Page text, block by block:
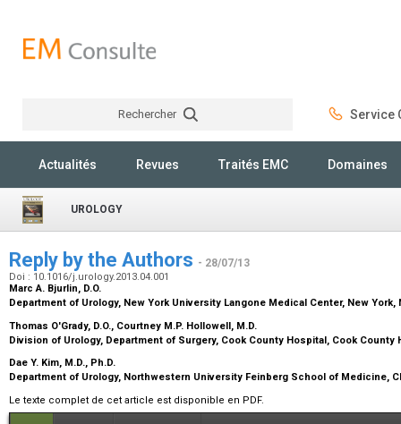
Rechercher Service
Actualités Revues Traités EMC Domaines
UROLOGY
Reply by the Authors - 28/07/13
Doi : 10.1016/j.urology.2013.04.001
Marc A. Bjurlin, D.O.
Department of Urology, New York University Langone Medical Center, New York,
Thomas O'Grady, D.O., Courtney M.P. Hollowell, M.D.
Division of Urology, Department of Surgery, Cook County Hospital, Cook
Dae Y. Kim, M.D., Ph.D.
Department of Urology, Northwestern University Feinberg School of Medicine,
Le texte complet de cet article est disponible en PDF.